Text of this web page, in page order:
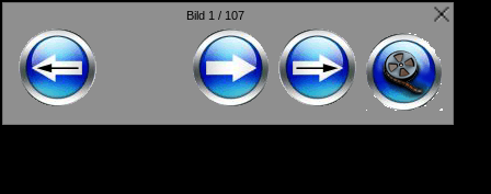
Bild 1 / 107